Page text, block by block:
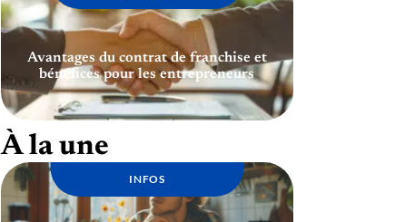
Avantages du contrat de franchise et
bénéfices pour les entrepreneurs
À la une
INFOS